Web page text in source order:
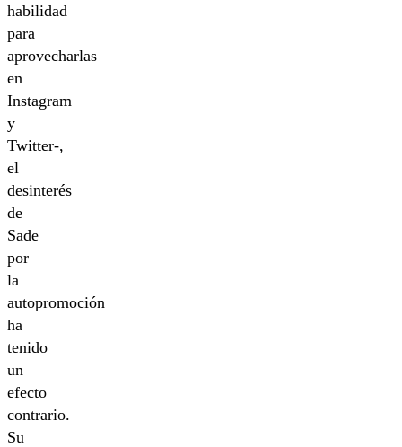
habilidad
para
aprovecharlas
en
Instagram
y
Twitter-,
el
desinterés
de
Sade
por
la
autopromoción
ha
tenido
un
efecto
contrario.
Su